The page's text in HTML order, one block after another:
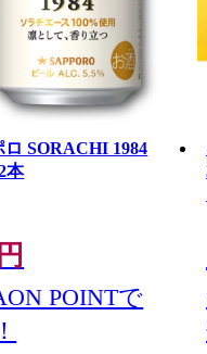
SORACHI 1984
本
円
POINTで